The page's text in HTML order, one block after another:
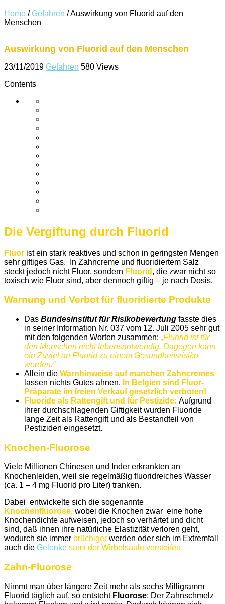
Home / Gefahren /Auswirkung von Fluorid auf den
Menschen
Auswirkung von Fluorid auf den Menschen
23/11/2019 Gefahren 580 Views
Contents
Die Vergiftung durch Fluorid
Fluor ist ein stark reaktives und schon in geringsten Mengen
sehr giftiges Gas. In Zahncreme und fluoridiertem Salz
steckt jedoch nicht Fluor, sondern Fluorid , die zwar nicht so
toxisch wie Fluor sind, aber dennoch giftig – je nach Dosis.
Warnung und Verbot für fluoridierte Produkte
Das Bundesinstitut für Risikobewertung fasste dies
in seiner Information Nr. 037 vom 12. Juli 2005 sehr gut
mit den folgenden Worten zusammen: „Fluorid ist für
den Menschen nicht lebensnotwendig. Dagegen kann
ein Zuviel an Fluorid zu einem Gesundheitsrisiko
werden.“
Allein die Warnhinweise auf manchen Zahncremes
lassen nichts Gutes ahnen. In Belgien sind Fluor-
Präparate im freien Verkauf gesetzlich verboten!
Fluoride als Rattengift und für Pestizide: Aufgrund
ihrer durchschlagenden Giftigkeit wurden Fluoride
lange Zeit als Rattengift und als Bestandteil von
Pestiziden eingesetzt.
Knochen-Fluorose
Viele Millionen Chinesen und Inder erkrankten an
Knochenleiden, weil sie regelmäßig fluoridreiches Wasser
(ca. 1 – 4 mg Fluorid pro Liter) tranken.
Dabei entwickelte sich die sogenannte
Knochenfluorose, wobei die Knochen zwar eine hohe
Knochendichte aufweisen, jedoch so verhärtet und dicht
sind, daß ihnen ihre natürliche Elastizität verloren geht,
wodurch sie immer brüchiger werden oder sich im Extremfall
auch die Gelenke samt der Wirbelsäule versteifen.
Zahn-Fluorose
Nimmt man über längere Zeit mehr als sechs Milligramm
Fluorid täglich auf, so entsteht Fluorose: Der Zahnschmelz